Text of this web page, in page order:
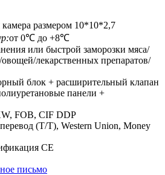
размером 10*10*2,7
от 0℃ до +8℃
или быстрой заморозки мяса/
лекарственных препаратов/
блок + расширительный клапан
панели +
FOB, CIF DDP
(T/T), Western Union, Money
CE
письмо